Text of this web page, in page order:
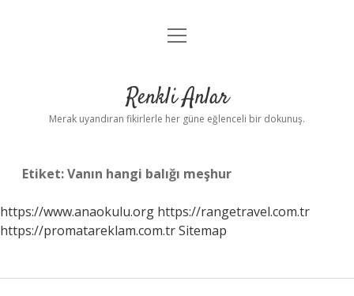
Anasayfa
Yasal Uyarı
menüyü
Renkli Anlar
Merak uyandıran fikirlerle her güne eğlenceli bir dokunuş.
Etiket:Vanın hangi balığı meşhur
https://www.anaokulu.org https://rangetravel.com.tr
https://promatareklam.com.trSitemap